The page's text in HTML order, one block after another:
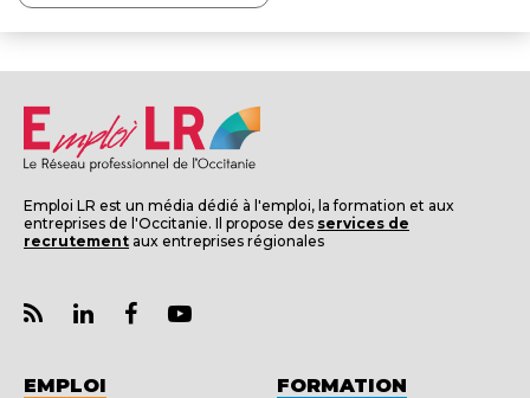
Emploi LR est un média dédié à l'emploi, la formation et aux
entreprises de l'Occitanie. Il propose des services de
recrutement aux entreprises régionales
EMPLOI FORMATION